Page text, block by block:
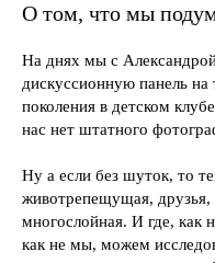
О том, что мы
На днях мы с
дискуссионную панель
поколения в детском
нас нет штатного
Ну а если без шуток, то
животрепещущая, друзья,
многослойная. И где,
как не мы, можем